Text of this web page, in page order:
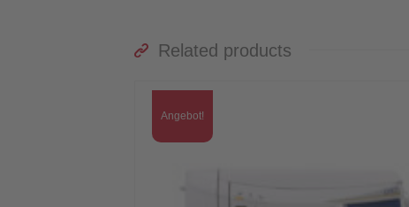
Related products
Angebot!